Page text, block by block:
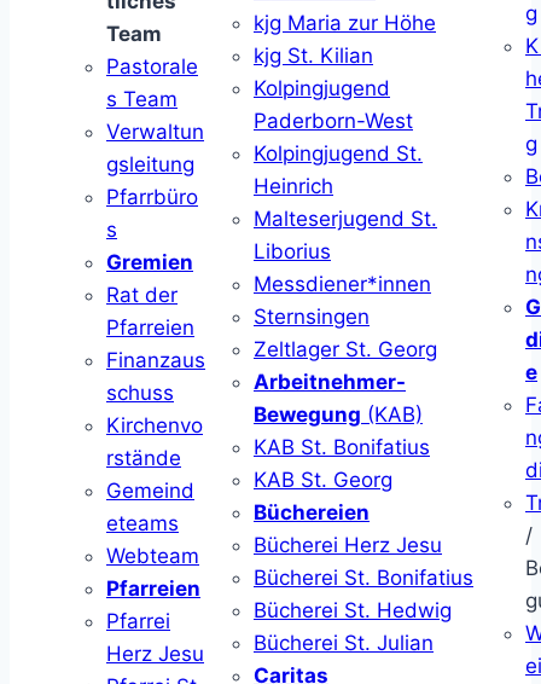
Team
Pastorale
s Team
Verwaltun
gsleitung
Pfarrbüro
s
Gremien
Rat der
Pfarreien
Finanzaus
schuss
Kirchenvo
rstände
Gemeind
eteams
Webteam
Pfarreien
Pfarrei
Herz Jesu
kjg Maria zur Höhe
kjg St. Kilian
Kolpingjugend
Paderborn-West
Kolpingjugend St.
Heinrich
Malteserjugend St.
Liborius
Messdiener*innen
Sternsingen
Zeltlager St. Georg
Arbeitnehmer-
Bewegung (KAB)
KAB St. Bonifatius
KAB St. Georg
Büchereien
Bücherei Herz Jesu
Bücherei St. Bonifatius
Bücherei St. Hedwig
Bücherei St. Julian
Caritas
g
g
e
/